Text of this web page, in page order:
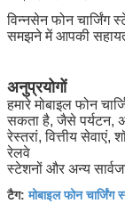
विन्नसेन फोन चार्जिंग
समझने में आपकी
अनुप्रयोगों
हमारे मोबाइल फोन
सकता है, जैसे पर्यटन,
रेस्तरां, वित्तीय सेवाएं,
रेलवे
स्टेशनों और अन्य
टैग:मोबाइल फोन चार्जिंग